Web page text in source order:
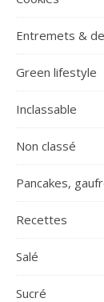
Entremets &
Green lifestyle
Inclassable
Non classé
Pancakes,
Recettes
Salé
Sucré